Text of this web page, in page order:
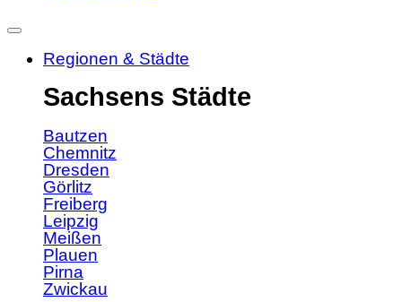
Regionen & Städte
Sachsens Städte
Bautzen
Chemnitz
Dresden
Görlitz
Freiberg
Leipzig
Meißen
Plauen
Pirna
Zwickau